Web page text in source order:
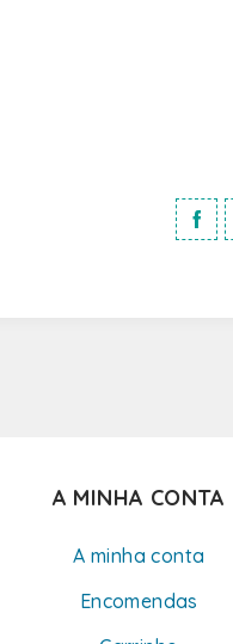
A MINHA CONTA
A minha conta
Encomendas